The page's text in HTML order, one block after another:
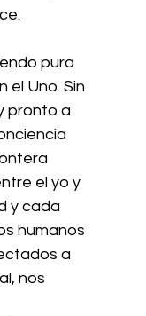
pura
el Uno. Sin
pronto a
el yo y
y cada
humanos
a
nos